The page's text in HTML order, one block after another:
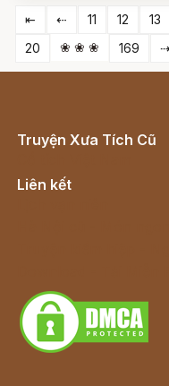
⇤ ⇠ 11 12 13
20
❀ ❀ ❀ 169 ⇢
Truyện Xưa Tích Cũ
Liên kết